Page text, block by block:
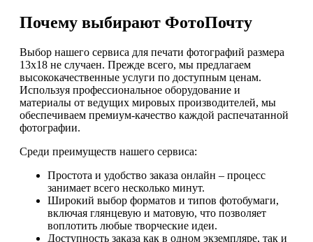
Почему выбирают ФотоПочту
Выбор нашего сервиса для печати фотографий размера
13х18 не случаен. Прежде всего, мы предлагаем
высококачественные услуги по доступным ценам.
Используя профессиональное оборудование и
материалы от ведущих мировых производителей, мы
обеспечиваем премиум-качество каждой распечатанной
фотографии.
Среди преимуществ нашего сервиса:
Простота и удобство заказа онлайн – процесс
занимает всего несколько минут.
Широкий выбор форматов и типов фотобумаги,
включая глянцевую и матовую, что позволяет
воплотить любые творческие идеи.
Доступность заказа как в одном экземпляре, так и